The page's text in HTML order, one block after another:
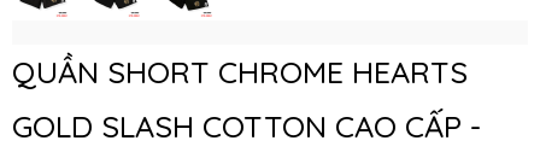
QUẦN SHORT CHROME HEARTS
GOLD SLASH COTTON CAO CẤP -